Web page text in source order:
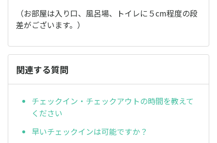
（お部屋は入り口、風呂場、トイレに５cm程度の段
差がございます。）
関連する質問
チェックイン・チェックアウトの時間を教えて
ください
早いチェックインは可能ですか？